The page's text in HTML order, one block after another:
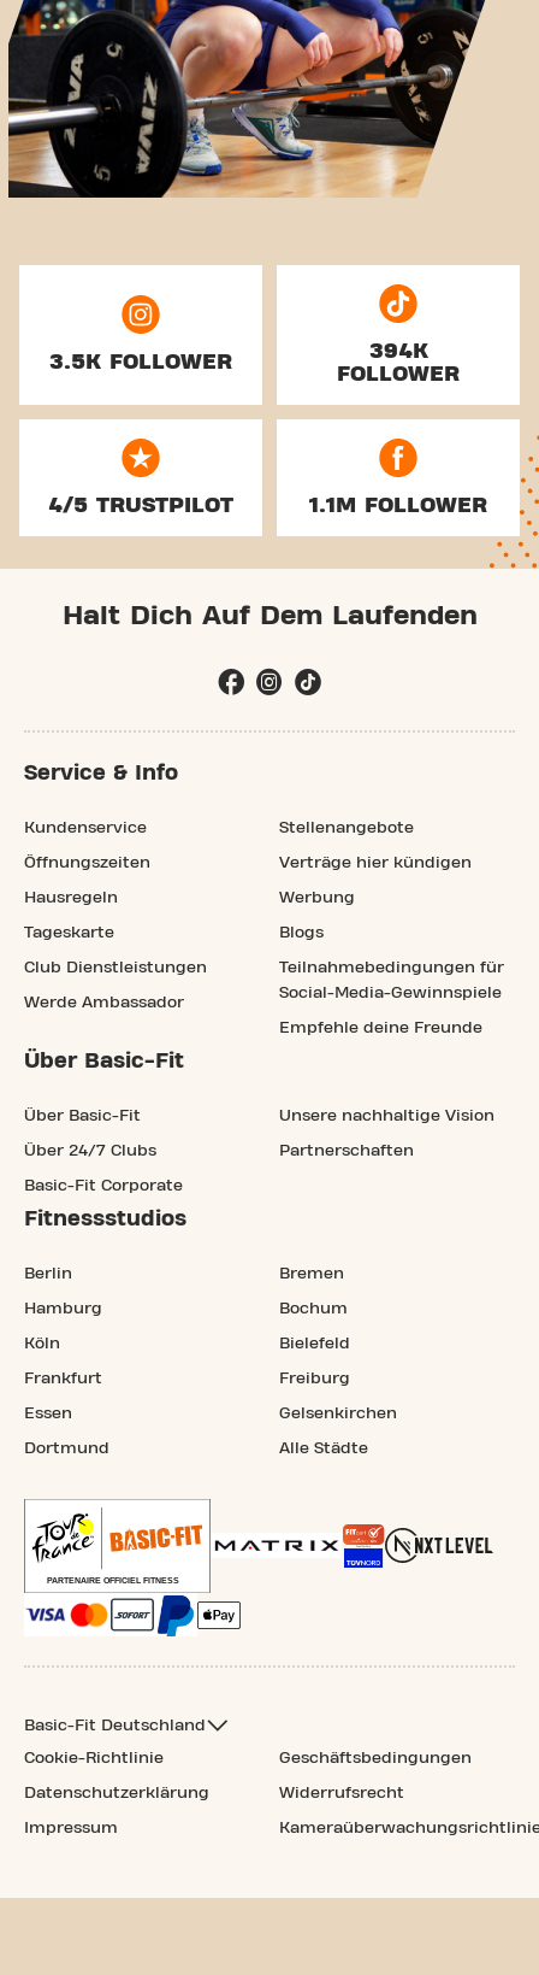
3.5K FOLLOWER
394K
FOLLOWER
4/5 TRUSTPILOT 1.1M FOLLOWER
Halt Dich Auf Dem Laufenden
Service & Info
Kundenservice
Öffnungszeiten
Hausregeln
Tageskarte
Club Dienstleistungen
Werde Ambassador
Stellenangebote
Verträge hier kündigen
Werbung
Blogs
Teilnahmebedingungen für
Social-Media-Gewinnspiele
Empfehle deine Freunde
Über Basic-Fit
Über Basic-Fit
Über 24/7 Clubs
Basic-Fit Corporate
Unsere nachhaltige Vision
Partnerschaften
Fitnessstudios
Berlin
Hamburg
Köln
Frankfurt
Essen
Dortmund
Bremen
Bochum
Bielefeld
Freiburg
Gelsenkirchen
Alle Städte
Basic-Fit Deutschland
Cookie-Richtlinie
Datenschutzerklärung
Impressum
Geschäftsbedingungen
Widerrufsrecht